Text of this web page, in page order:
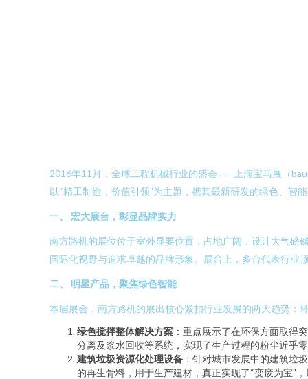
2016年11月，全球工程机械行业的盛会——上海宝马展（
以“精工制造，价值引领”为主题，携其最新研发的绿色、
一、 宏大展台，彰显品牌实力
南方路机的展位位于室外显要位置，占地广阔，设计大气磅
国际化视野与追求卓越的品牌形象。展台上，多台代表行
二、 明星产品，聚焦绿色智能
本届展会，南方路机的展出核心紧扣行业发展的两大趋势：
绿色搅拌整体解决方案 ：重点展示了在环保方面取得
分离及浆水回收等系统，实现了生产过程的粉尘近乎
建筑垃圾资源化处理设备 ：针对城市发展中的建筑垃
的再生骨料，用于生产建材，真正实现了“变废为宝”